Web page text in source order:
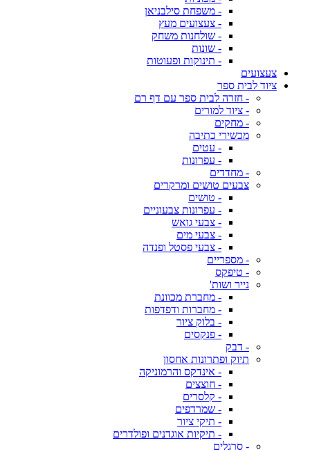
- משפחת סילבניאן
- צעצועים מעץ
- שולחנות משחק
- שונות
- תינוקות ופעוטות
צעצועים
ציוד לבית ספר
- חזרה לבית ספר עם דף רם
- ציוד למורים
- מחקים
מכשירי כתיבה
- עטים
- עפרונות
- מחדדים
צבעים טושים ומרקרים
- טושים
- עפרונות צבעוניים
- צבעי גואש
- צבעי מים
- צבעי פסטל ופנדה
- מספריים
- טיפקס
נייר ושות'
- מחברת מכוונת
- מחברות ודפדפות
- בלוק ציור
- פנקסים
- דבק
תיוק ופתרונות אחסון
- אינדקס והרמוניקה
- חוצצים
- קלסרים
- שמרדפים
- תיקי ציור
- תיקיות אוגדנים ופולדרים
- סרגלים